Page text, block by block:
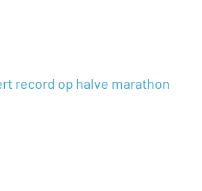
record op halve marathon